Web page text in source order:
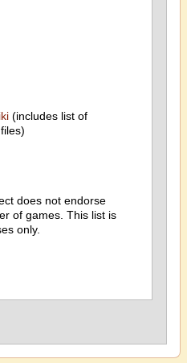
(includes list of
does not endorse
of games. This list is
only.